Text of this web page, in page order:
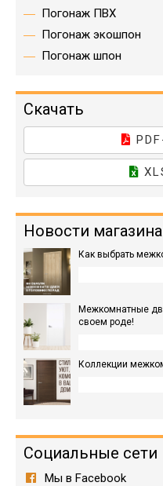
Погонаж ПВХ
Погонаж экошпон
Погонаж шпон
Скачать
Новости магазина
Как выбрать
Межкомнатные
своем роде!
Коллекции
Социальные сети
Мы в Facebook